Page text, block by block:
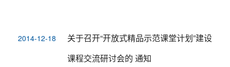
2014-12-18
关于召开“开放式精品示范课堂计划”建设
课程交流研讨会的 通知